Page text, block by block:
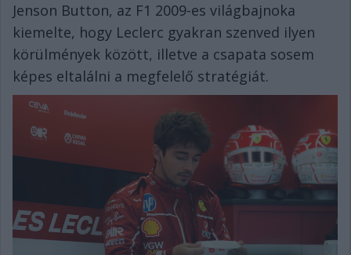
Jenson Button, az F1 2009-es világbajnoka
kiemelte, hogy Leclerc gyakran szenved ilyen
körülmények között, illetve a csapata sosem
képes eltalálni a megfelelő stratégiát.